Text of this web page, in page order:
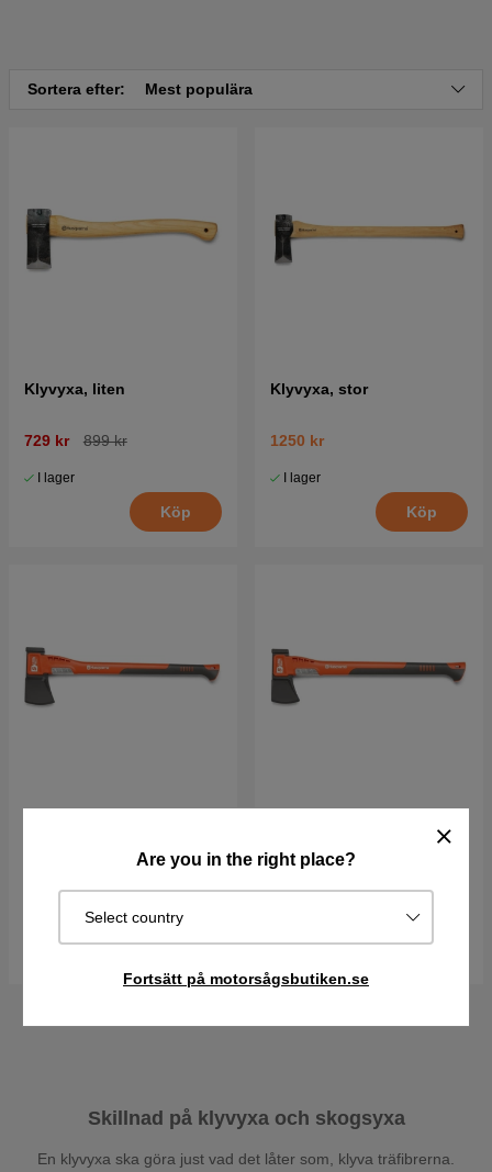
Are you in the right place?
Select country
Fortsätt på motorsågsbutiken.se
Sortera efter: Mest populära
Klyvyxa, liten
729 kr 899 kr
I lager
Köp
Klyvyxa, stor
1250 kr
I lager
Köp
Köp Köp
Skillnad på klyvyxa och skogsyxa
En klyvyxa ska göra just vad det låter som, klyva träfibrerna.